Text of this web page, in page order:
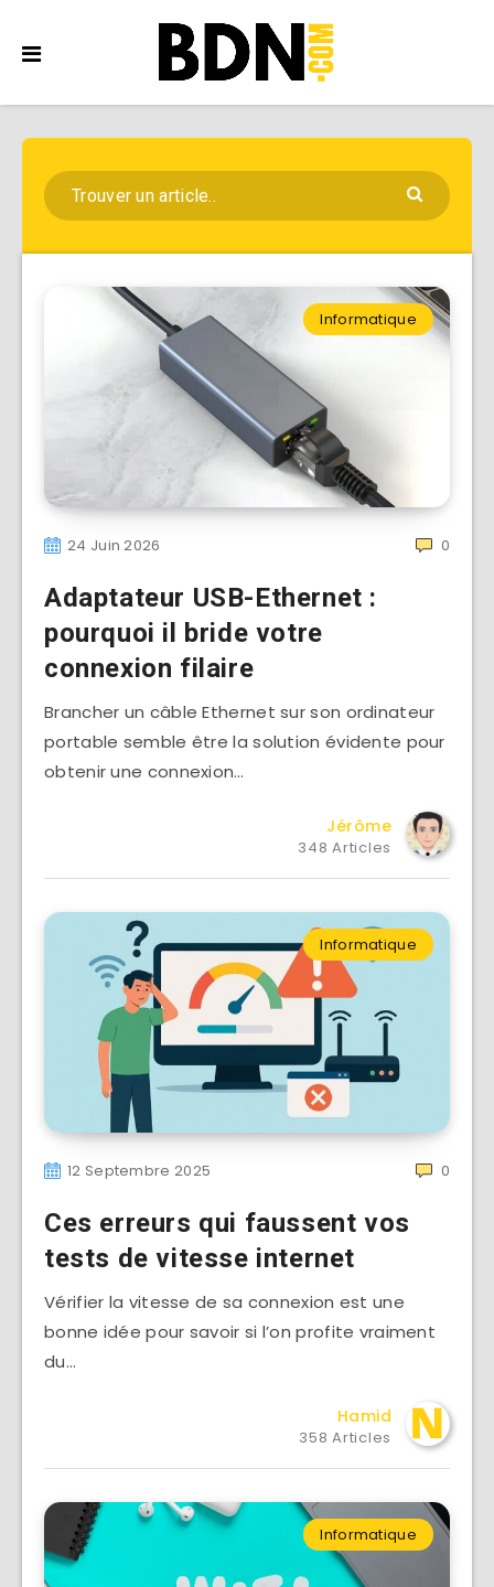
Informatique
24 Juin 2026 0
Adaptateur USB-Ethernet :
pourquoi il bride votre
connexion filaire
Brancher un câble Ethernet sur son ordinateur
portable semble être la solution évidente pour
obtenir une connexion…
Jérôme
348 Articles
Informatique
12 Septembre 2025 0
Ces erreurs qui faussent vos
tests de vitesse internet
Vérifier la vitesse de sa connexion est une
bonne idée pour savoir si l’on profite vraiment
du…
Hamid
358 Articles
Informatique